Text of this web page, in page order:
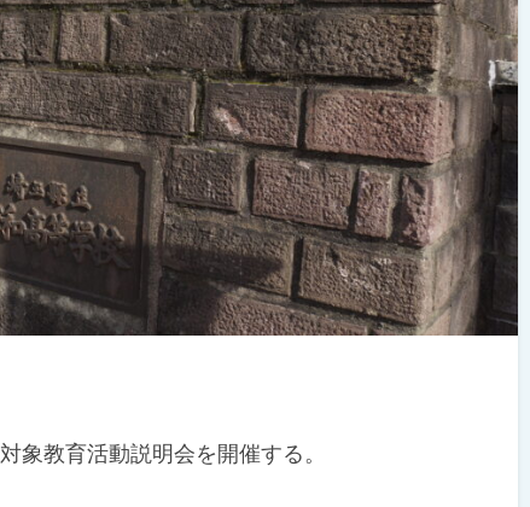
教育活動説明会を開催する。